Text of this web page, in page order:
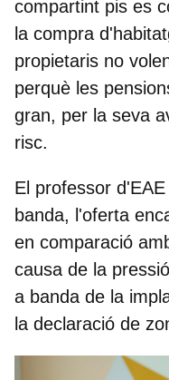
compartint pis es
la compra
propietaris no
perquè les
gran, per la seva
risc.
El professor
banda, l'oferta
en comparació
causa de la
a banda de la
la declaració de